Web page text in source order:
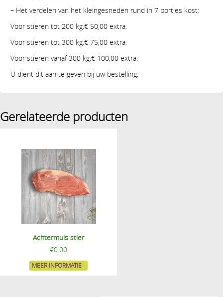
– Het verdelen van het kleingesneden rund in 7 porties kost:
Voor stieren tot 200 kg.€ 50,00 extra.
Voor stieren tot 300 kg.€ 75,00 extra.
Voor stieren vanaf 300 kg.€ 100,00 extra.
U dient dit aan te geven bij uw bestelling.
Gerelateerde producten
Achtermuis stier
€0.00
MEER INFORMATIE